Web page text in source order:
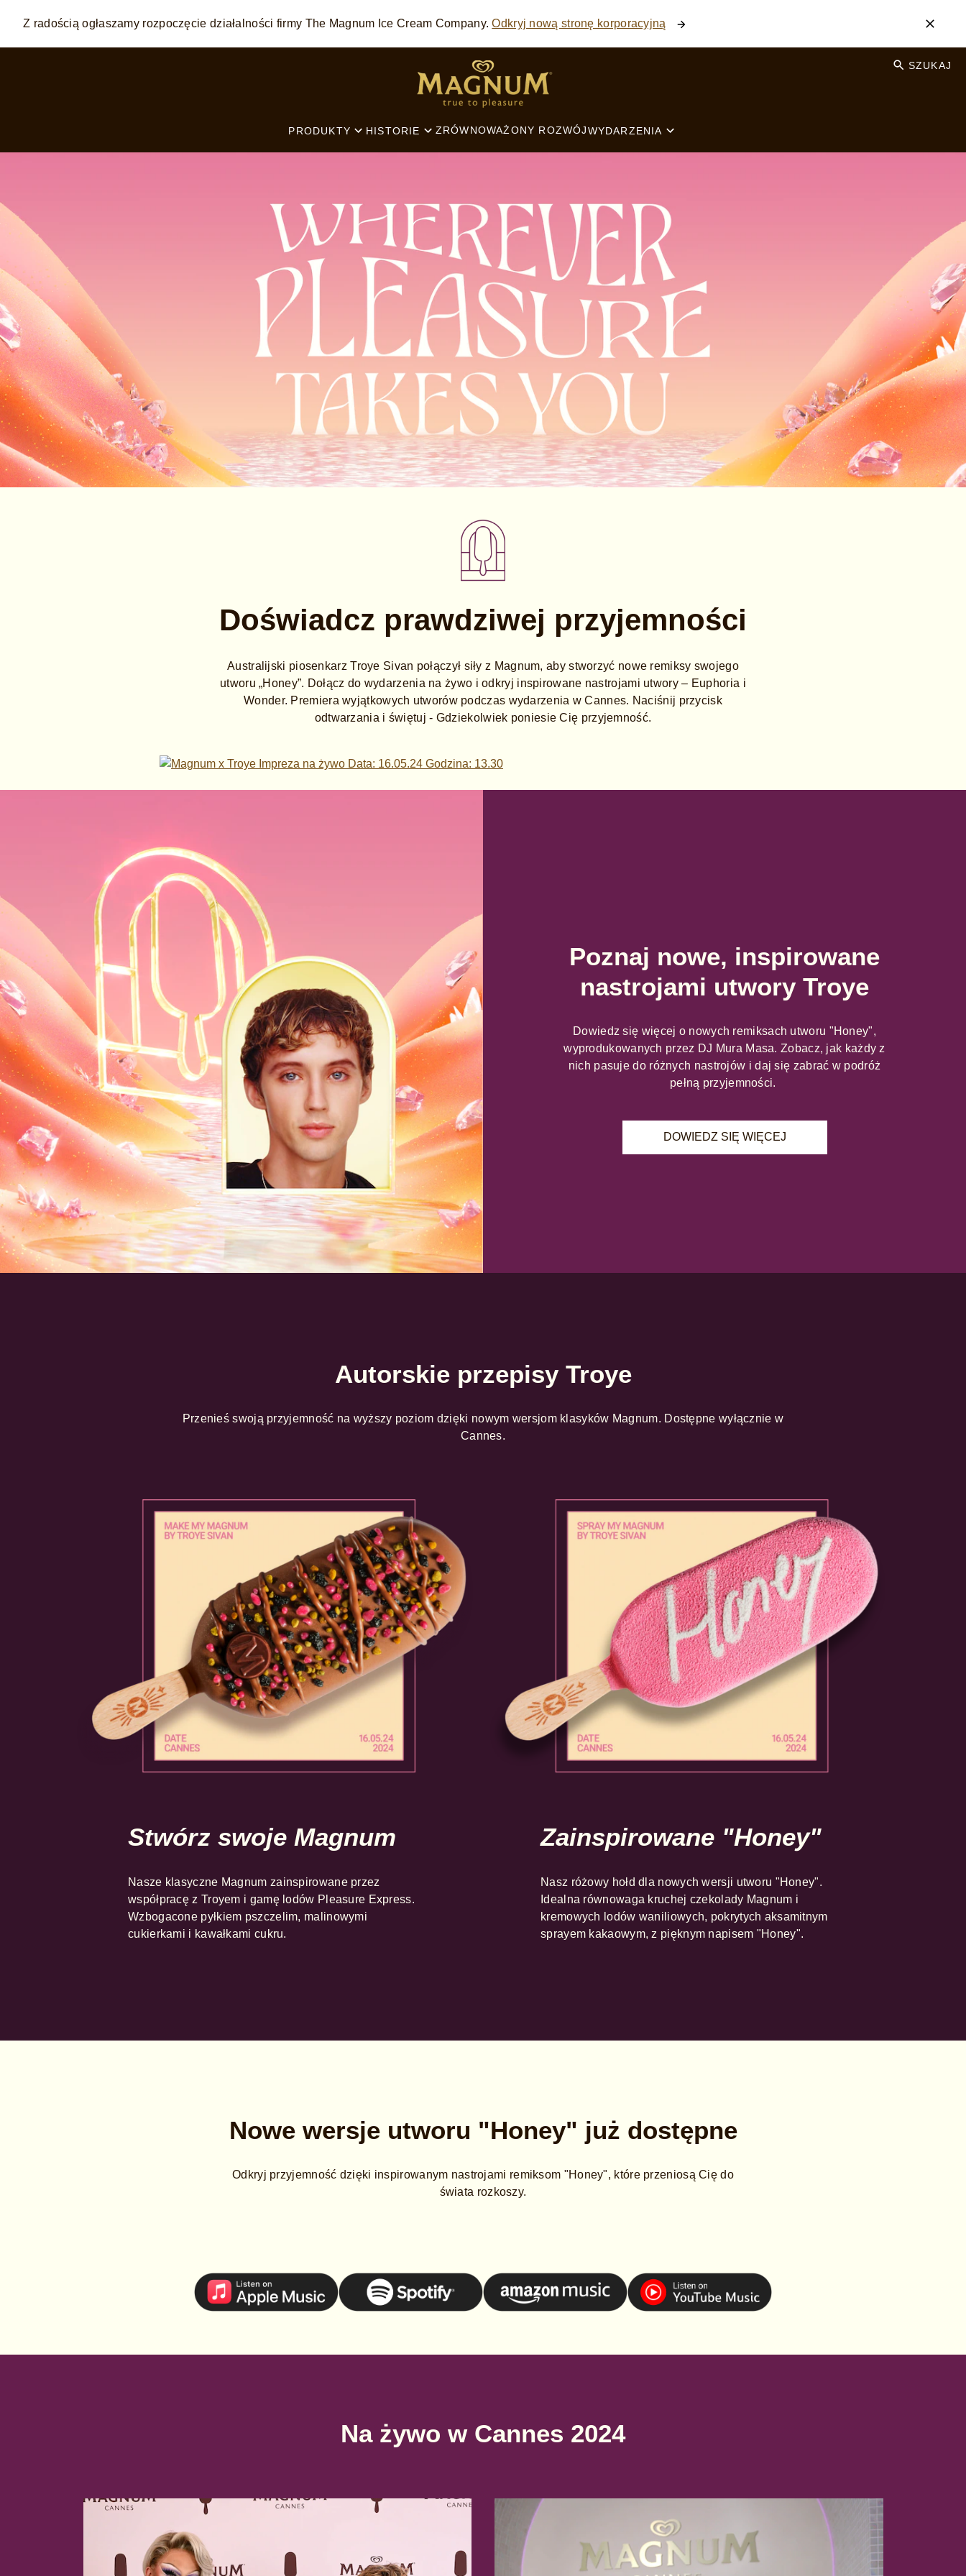
Skip to: MAIN CONTENT FOOTER SEARCH
Z radością ogłaszamy rozpoczęcie działalności firmy The Magnum Ice Cream Company. Odkryj nową stronę korporacyjną
PRODUKTY HISTORIE ZRÓWNOWAŻONY ROZWÓJWYDARZENIA
SZUKAJ
Doświadcz prawdziwej przyjemności
Australijski piosenkarz Troye Sivan połączył siły z Magnum, aby stworzyć nowe remiksy swojego
utworu „Honey”. Dołącz do wydarzenia na żywo i odkryj inspirowane nastrojami utwory – Euphoria i
Wonder. Premiera wyjątkowych utworów podczas wydarzenia w Cannes. Naciśnij przycisk
odtwarzania i świętuj - Gdziekolwiek poniesie Cię przyjemność.
Poznaj nowe, inspirowane
nastrojami utwory Troye
Dowiedz się więcej o nowych remiksach utworu "Honey",
wyprodukowanych przez DJ Mura Masa. Zobacz, jak każdy z
nich pasuje do różnych nastrojów i daj się zabrać w podróż
pełną przyjemności.
DOWIEDZ SIĘ WIĘCEJ
Autorskie przepisy Troye
Przenieś swoją przyjemność na wyższy poziom dzięki nowym wersjom klasyków Magnum. Dostępne wyłącznie w
Cannes.
Stwórz swoje Magnum
Nasze klasyczne Magnum zainspirowane przez
współpracę z Troyem i gamę lodów Pleasure Express.
Wzbogacone pyłkiem pszczelim, malinowymi
cukierkami i kawałkami cukru.
Zainspirowane "Honey"
Nasz różowy hołd dla nowych wersji utworu "Honey".
Idealna równowaga kruchej czekolady Magnum i
kremowych lodów waniliowych, pokrytych aksamitnym
sprayem kakaowym, z pięknym napisem "Honey".
Nowe wersje utworu "Honey" już dostępne
Odkryj przyjemność dzięki inspirowanym nastrojami remiksom "Honey", które przeniosą Cię do
świata rozkoszy.
Na żywo w Cannes 2024